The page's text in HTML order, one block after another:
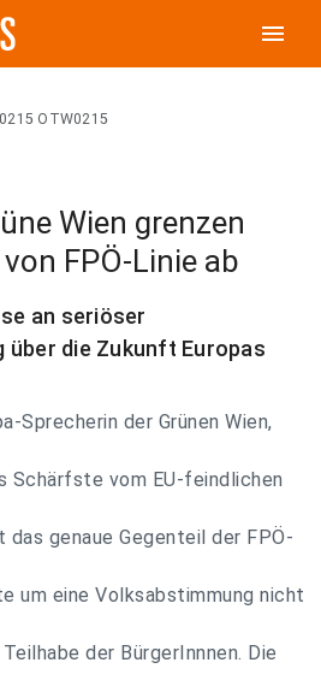
menu
OTW0215
Wien grenzen
FPÖ-Linie ab
an seriöser
über die Zukunft Europas
Sprecherin der Grünen Wien,
Schärfste vom EU-feindlichen
das genaue Gegenteil der FPÖ-
um eine Volksabstimmung nicht
der BürgerInnnen. Die